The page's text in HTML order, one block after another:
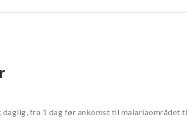
daglig, fra 1 dag før ankomst til malariaområdet